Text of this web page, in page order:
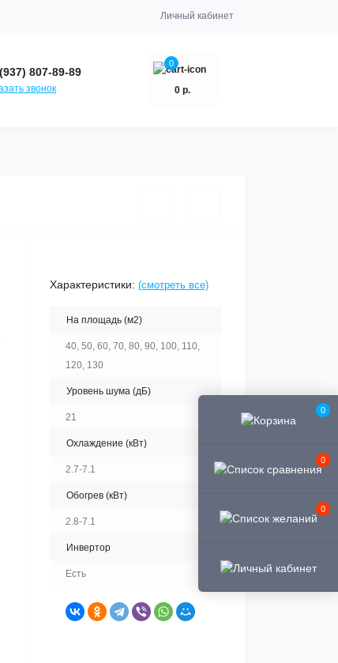
0
0
0
Личный кабинет
807-89-89
звонок
0
0 р.
Характеристики: (смотреть все)
На площадь (м2)
40, 50, 60, 70, 80, 90, 100, 110,
120, 130
Уровень шума (дБ)
21
Охлаждение (кВт)
2.7-7.1
Обогрев (кВт)
2.8-7.1
Инвертор
Есть